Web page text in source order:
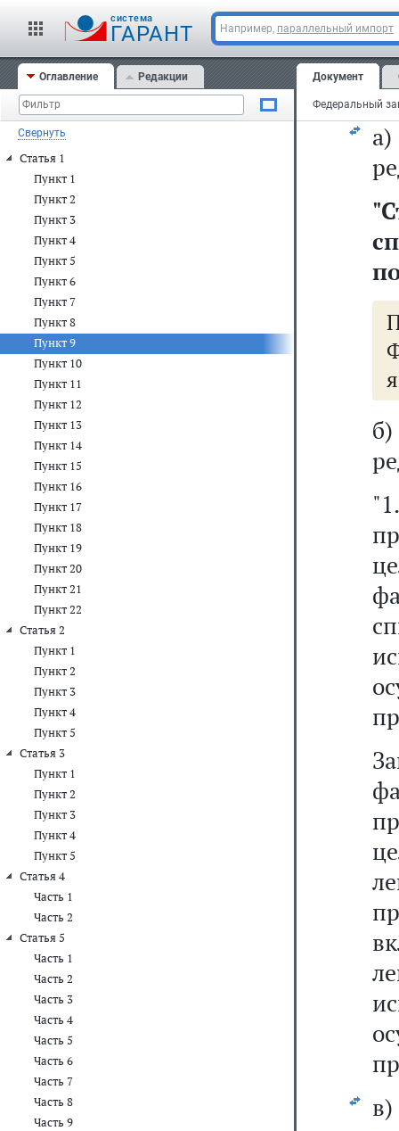
cистема
ГАРАНТ Например, параллельный импорт
Оглавление Редакции
Свернуть
Статья 1
Пункт 1
Пункт 2
Пункт 3
Пункт 4
Пункт 5
Пункт 6
Пункт 7
Пункт 8
Пункт 9
Пункт 10
Пункт 11
Пункт 12
Пункт 13
Пункт 14
Пункт 15
Пункт 16
Пункт 17
Пункт 18
Пункт 19
Пункт 20
Пункт 21
Пункт 22
Статья 2
Пункт 1
Пункт 2
Пункт 3
Пункт 4
Пункт 5
Статья 3
Пункт 1
Пункт 2
Пункт 3
Пункт 4
Пункт 5
Статья 4
Часть 1
Часть 2
Статья 5
Часть 1
Часть 2
Часть 3
Часть 4
Часть 5
Часть 6
Часть 7
Часть 8
Часть 9
Документ
"